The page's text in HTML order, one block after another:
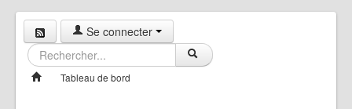
Se connecter
Tableau de bord